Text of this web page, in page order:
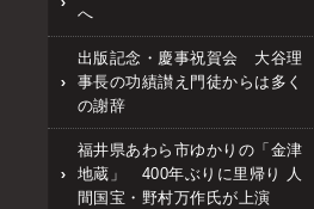
へ
出版記念・慶事祝賀会 大谷理
事長の功績讃え門徒からは多く
の謝辞
福井県あわら市ゆかりの「金津
地蔵」 400年ぶりに里帰り 人
間国宝・野村万作氏が上演